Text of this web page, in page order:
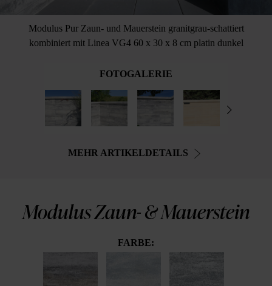
Modulus Pur Zaun- und Mauerstein granitgrau-schattiert
kombiniert mit Linea VG4 60 x 30 x 8 cm platin dunkel
FOTOGALERIE
MEHR ARTIKELDETAILS
Modulus Zaun- & Mauerstein
FARBE: